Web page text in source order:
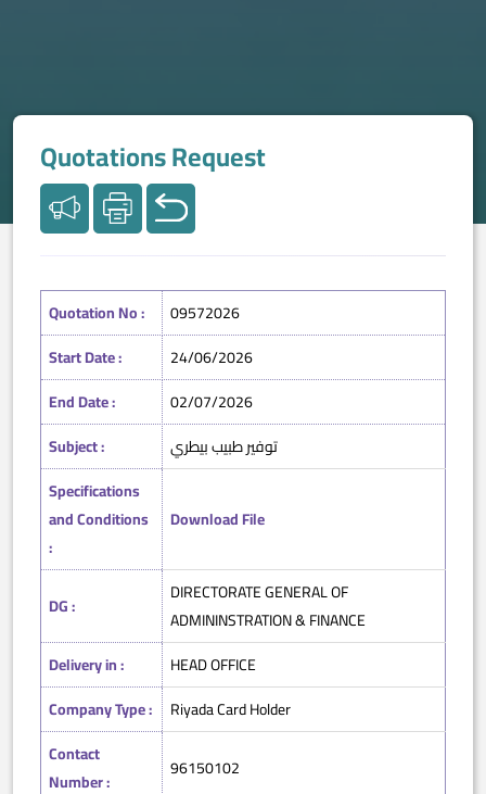
Quotations Request
Quotation No :
09572026
Start Date :
24/06/2026
End Date :
02/07/2026
Subject :
توفير طبيب بيطري
Specifications
and Conditions
:
Download File
DG :
DIRECTORATE GENERAL OF
ADMININSTRATION & FINANCE
Delivery in :
HEAD OFFICE
Company Type :
Riyada Card Holder
Contact
Number :
96150102